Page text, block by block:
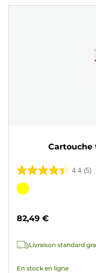
Cartouche
4.4 (5)
4.4
sur
5
Cartouche
82,49 €
Livraison standard
En stock en ligne